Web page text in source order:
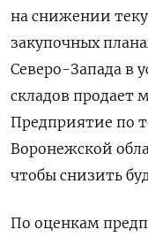
на снижении
закупочных
Северо-Запада в
складов продает
Предприятие по
Воронежской
чтобы снизить
По оценкам